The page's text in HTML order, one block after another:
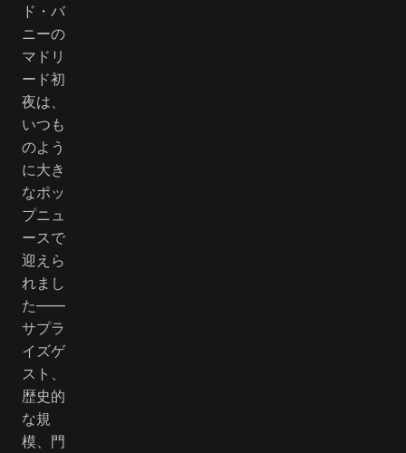
ド・バ
ニーの
マドリ
ード初
夜は、
いつも
のよう
に大き
なポッ
プニュ
ースで
迎えら
れまし
た――
サプラ
イズゲ
スト、
歴史的
な規
模、門